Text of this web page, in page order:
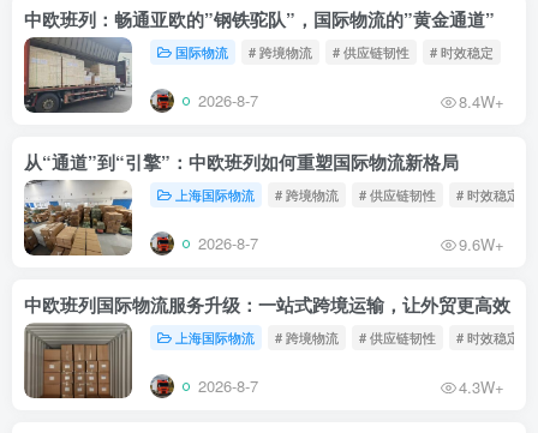
中欧班列：畅通亚欧的”钢铁驼队”，国际物流的”黄金通道”
国际物流 # 跨境物流 # 供应链韧性 # 时效稳定
2026-8-7 8.4W+
从“通道”到“引擎”：中欧班列如何重塑国际物流新格局
上海国际物流 # 跨境物流 # 供应链韧性 # 时效稳定
2026-8-7 9.6W+
中欧班列国际物流服务升级：一站式跨境运输，让外贸更高效
上海国际物流 # 跨境物流 # 供应链韧性 # 时效稳定
2026-8-7 4.3W+